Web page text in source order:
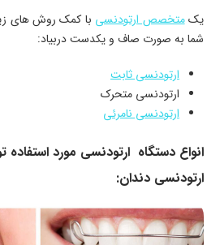
یکمتخصص ارتودنسی با کمک روش های
شما به صورت صاف و یکدست دربیاد:
ارتودنسی ثابت
ارتودنسی متحرک
ارتودنسی نامرئی
انواع دستگاه ارتودنسی مورد
ارتودنسی دندان: